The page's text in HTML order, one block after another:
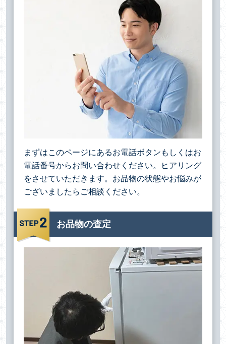
まずはこのページにあるお電話ボタンもしくはお
電話番号からお問い合わせください。ヒアリング
をさせていただきます。お品物の状態やお悩みが
ございましたらご相談ください。
お品物の査定